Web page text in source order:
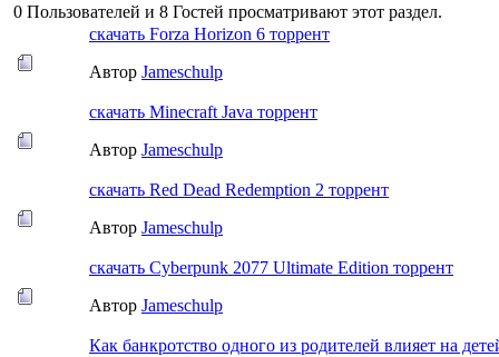
0 Пользователей и 8 Гостей просматривают этот раздел.
скачать Forza Horizon 6 торрент
Автор Jameschulp
скачать Minecraft Java торрент
Автор Jameschulp
скачать Red Dead Redemption 2 торрент
Автор Jameschulp
скачать Cyberpunk 2077 Ultimate Edition торрент
Автор Jameschulp
Как банкротство одного из родителей влияет на